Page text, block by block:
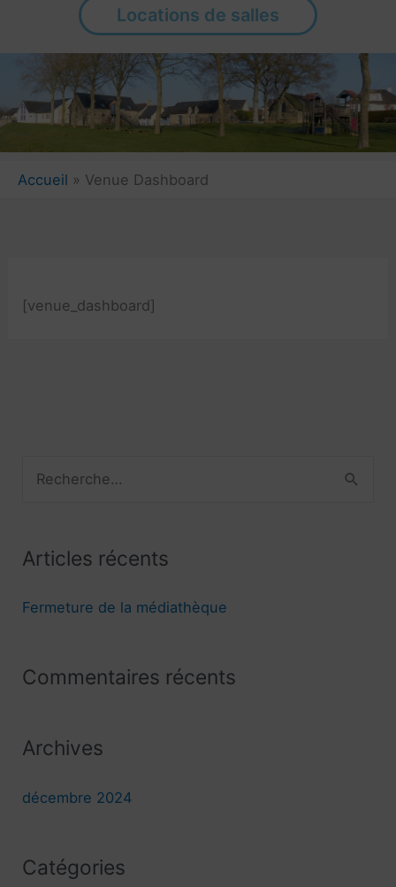
Locations de salles
Accueil Venue Dashboard
[venue_dashboard]
h
h
:
Articles récents
Fermeture de la médiathèque
Commentaires récents
Archives
décembre 2024
Catégories